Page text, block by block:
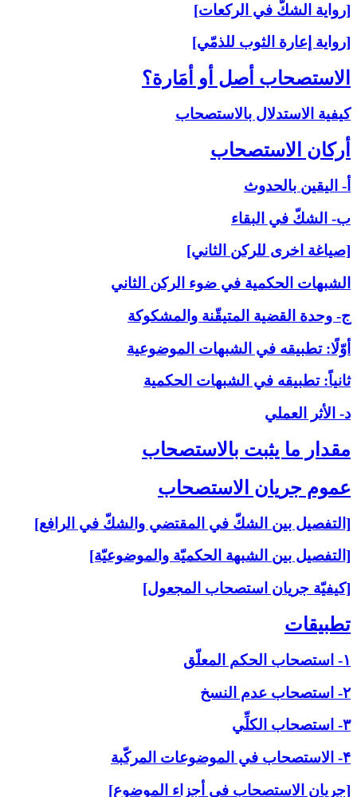
[رواية الشكّ في الركعات]
[رواية إعارة الثوب للذمّي]
الاستصحاب أصل أو أمَارة؟
كيفية الاستدلال بالاستصحاب
أركان الاستصحاب‏
أ- اليقين بالحدوث
ب- الشكّ في البقاء
[صياغة اخرى للركن الثاني]
الشبهات الحكمية في ضوء الركن الثاني
ج- وحدة القضية المتيقّنة والمشكوكة
أوّلًا: تطبيقه في الشبهات الموضوعية
ثانياً: تطبيقه في الشبهات الحكمية
د- الأثر العملي
مقدار ما يثبت بالاستصحاب‏
عموم جريان الاستصحاب‏
[التفصيل بين الشكّ في المقتضي والشكّ في الرافع]
[التفصيل بين الشبهة الحكميّة والموضوعيّة]
[كيفيّة جريان استصحاب المجعول]
تطبيقات‏
۱- استصحاب الحكم المعلّق
۲- استصحاب عدم النسخ
۳- استصحاب الكلِّي
۴- الاستصحاب في الموضوعات المركّبة
[جريان الاستصحاب في أجزاء الموضوع]